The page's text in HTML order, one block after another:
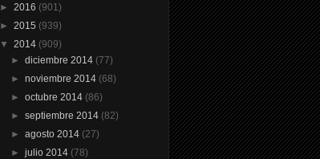
► 2016 (901)
► 2015 (939)
▼ 2014 (909)
►diciembre 2014 (77)
►noviembre 2014 (68)
►octubre 2014 (86)
►septiembre 2014 (82)
►agosto 2014 (27)
►julio 2014 (78)